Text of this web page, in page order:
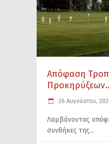
Απόφαση
26 Αυγούστου,
Λαμβάνοντας
συνθήκες της